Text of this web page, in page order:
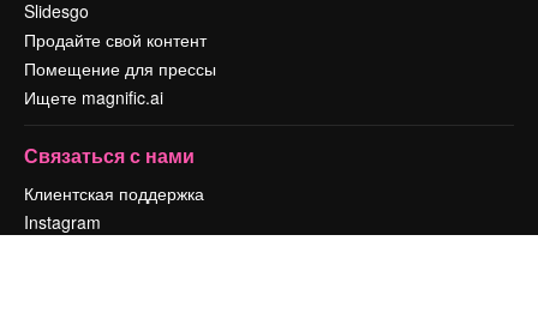
Slidesgo
Продайте свой контент
Помещение для прессы
Ищете magnific.ai
Связаться с нами
Клиентская поддержка
Instagram